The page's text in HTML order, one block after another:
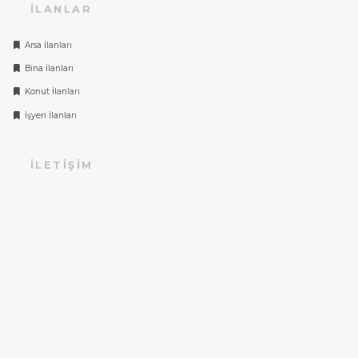
İLANLAR
Arsa İlanları
Bina İlanları
Konut İlanları
İşyeri İlanları
İLETIŞIM